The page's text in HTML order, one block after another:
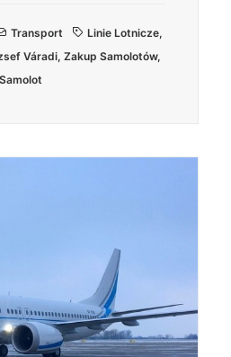
Transport Linie Lotnicze,
Váradi, Zakup Samolotów,